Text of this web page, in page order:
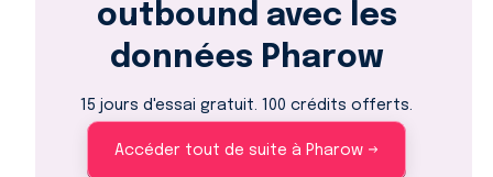
outbound avec les
données Pharow
15 jours d'essai gratuit. 100 crédits offerts.
Accéder tout de suite à Pharow →